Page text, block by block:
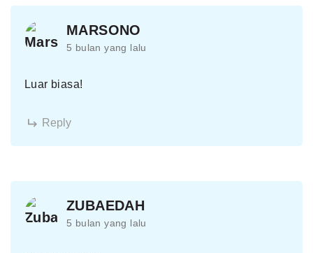
MARSONO
5 bulan yang lalu
Luar biasa!
Reply
ZUBAEDAH
5 bulan yang lalu